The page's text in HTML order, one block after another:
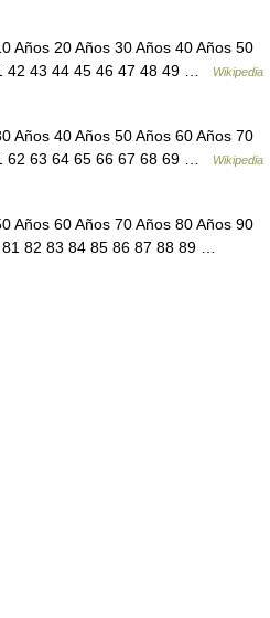
Años 20 Años 30 Años 40 Años 50
42 43 44 45 46 47 48 49 …
Wikipedia
Años 40 Años 50 Años 60 Años 70
62 63 64 65 66 67 68 69 …
Wikipedia
Años 60 Años 70 Años 80 Años 90
81 82 83 84 85 86 87 88 89 …